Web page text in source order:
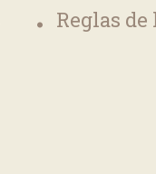
Reglas